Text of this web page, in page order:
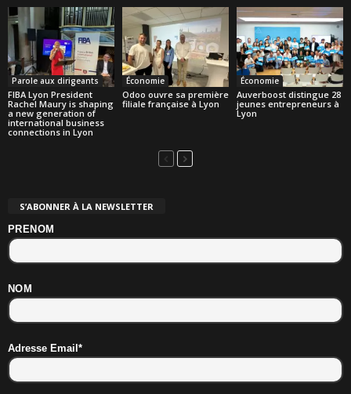
Parole aux dirigeants
FIBA Lyon President
Rachel Maury is shaping
a new generation of
international business
connections in Lyon
Économie
Odoo ouvre sa première
filiale française à Lyon
Économie
Auverboost distingue 28
jeunes entrepreneurs à
Lyon
S’ABONNER À LA NEWSLETTER
PRENOM
NOM
Adresse Email*